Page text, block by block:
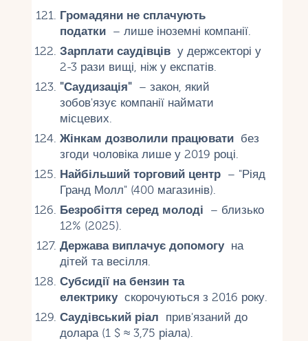
Громадяни не сплачують
податки– лише іноземні компанії.
Зарплати саудівціву держсекторі у
2-3 рази вищі, ніж у експатів.
"Саудизація"– закон, який
зобов'язує компанії наймати
місцевих.
Жінкам дозволили працюватибез
згоди чоловіка лише у 2019 році.
Найбільший торговий центр– "Ріяд
Гранд Молл" (400 магазинів).
Безробіття серед молоді – близько
12% (2025).
Держава виплачує допомогуна
дітей та весілля.
Субсидії на бензин та
електрикускорочуються з 2016 року.
Саудівський ріал прив'язаний до
долара (1 $ ≈ 3,75 ріала).